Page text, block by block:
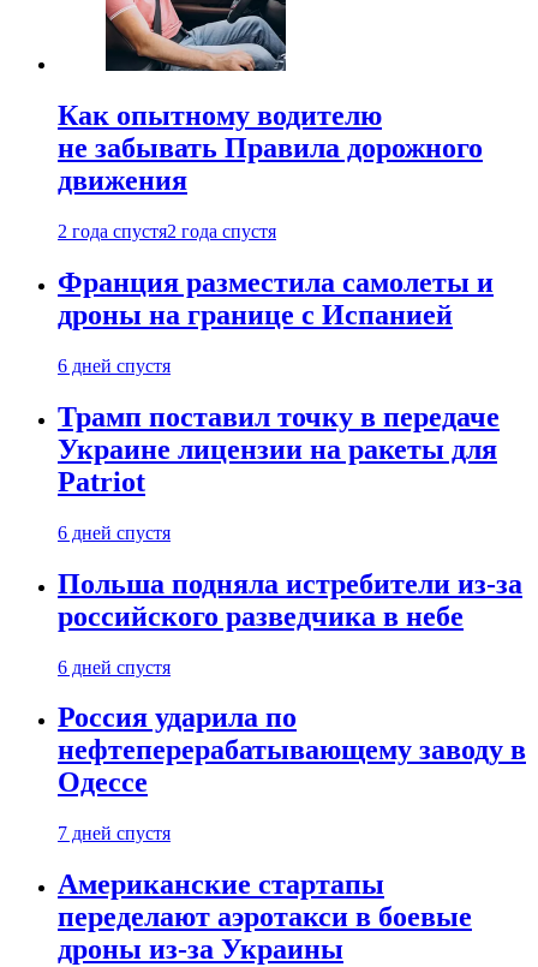
Как опытному водителю
не забывать Правила дорожного
движения
2 года спустя2 года спустя
Франция разместила самолеты и
дроны на границе с Испанией
6 дней спустя
Трамп поставил точку в передаче
Украине лицензии на ракеты для
Patriot
6 дней спустя
Польша подняла истребители из-за
российского разведчика в небе
6 дней спустя
Россия ударила по
нефтеперерабатывающему заводу в
Одессе
7 дней спустя
Американские стартапы
переделают аэротакси в боевые
дроны из-за Украины